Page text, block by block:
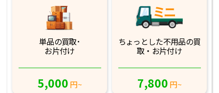
単品の買取･
お片付け
5,000 円~
ちょっとした不用品の買
取・お片付け
7,800 円~